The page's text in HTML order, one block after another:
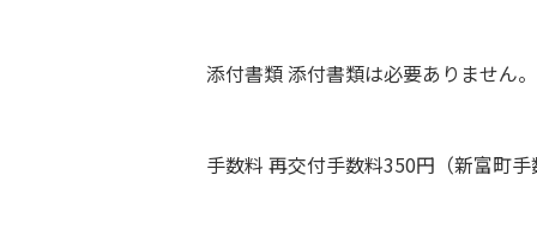
添付書類 添付書類は必要ありません。
手数料 再交付手数料350円（新富町手